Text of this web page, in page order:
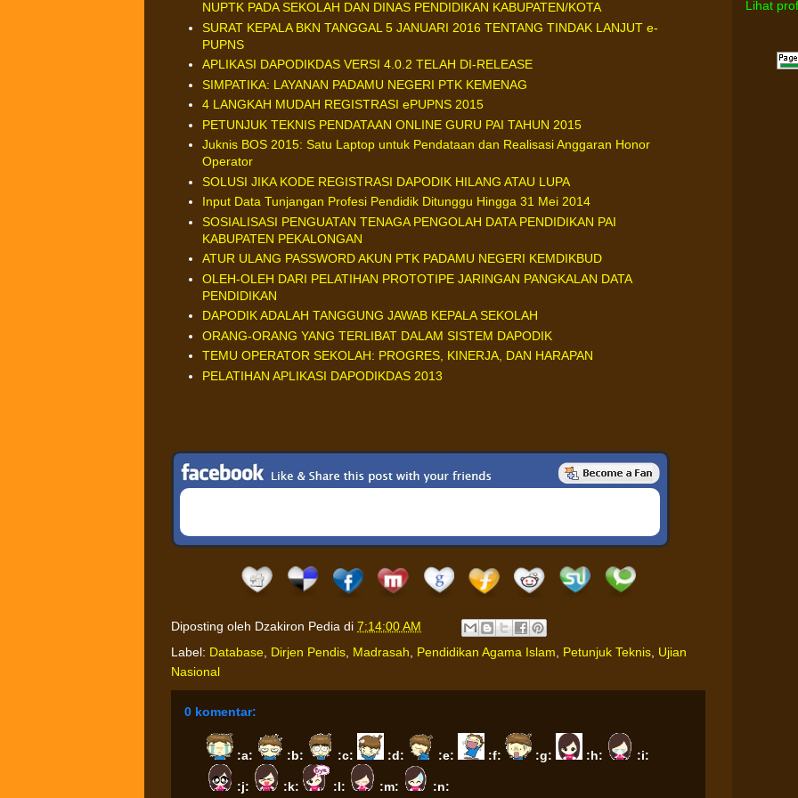
NUPTK PADA SEKOLAH DAN DINAS PENDIDIKAN KABUPATEN/KOTA
SURAT KEPALA BKN TANGGAL 5 JANUARI 2016 TENTANG TINDAK LANJUT e-
PUPNS
APLIKASI DAPODIKDAS VERSI 4.0.2 TELAH DI-RELEASE
SIMPATIKA: LAYANAN PADAMU NEGERI PTK KEMENAG
4 LANGKAH MUDAH REGISTRASI ePUPNS 2015
PETUNJUK TEKNIS PENDATAAN ONLINE GURU PAI TAHUN 2015
Juknis BOS 2015: Satu Laptop untuk Pendataan dan Realisasi Anggaran Honor
Operator
SOLUSI JIKA KODE REGISTRASI DAPODIK HILANG ATAU LUPA
Input Data Tunjangan Profesi Pendidik Ditunggu Hingga 31 Mei 2014
SOSIALISASI PENGUATAN TENAGA PENGOLAH DATA PENDIDIKAN PAI
KABUPATEN PEKALONGAN
ATUR ULANG PASSWORD AKUN PTK PADAMU NEGERI KEMDIKBUD
OLEH-OLEH DARI PELATIHAN PROTOTIPE JARINGAN PANGKALAN DATA
PENDIDIKAN
DAPODIK ADALAH TANGGUNG JAWAB KEPALA SEKOLAH
ORANG-ORANG YANG TERLIBAT DALAM SISTEM DAPODIK
TEMU OPERATOR SEKOLAH: PROGRES, KINERJA, DAN HARAPAN
PELATIHAN APLIKASI DAPODIKDAS 2013
Diposting oleh Dzakiron Pedia di 7:14:00 AM
Label: Database Dirjen Pendis Madrasah Pendidikan Agama Islam Petunjuk Teknis Ujian
Nasional
0 komentar:
:a: :b: :c: :d: :e: :f: :g: :h: :i:
:j: :k: :l: :m: :n:
Lihat